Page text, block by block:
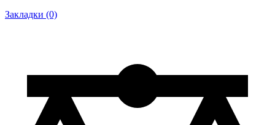
Закладки (0)